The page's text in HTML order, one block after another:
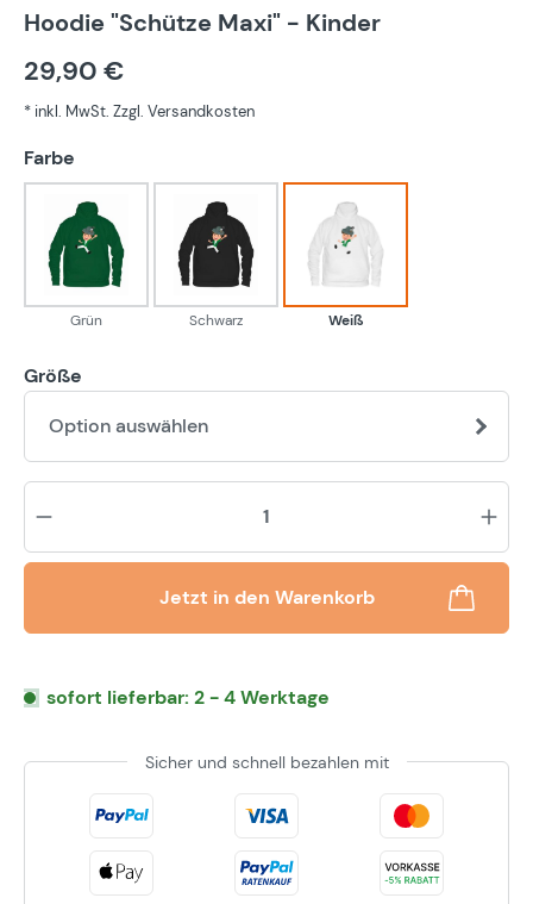
Hoodie "Schütze Maxi" - Kinder
29,90 €
* inkl. MwSt. Zzgl. Versandkosten
Farbe
Grün
Grün
Schwarz
Schwarz
Weiß
Weiß
Größe
Option auswählen
Jetzt in den Warenkorb
sofort lieferbar: 2 - 4 Werktage
Sicher und schnell bezahlen mit